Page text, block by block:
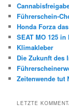
Führerschein-
Honda Forza
SEAT MO 125
Klimakleber
Die Zukunft des
Zeitenwende tut
LETZTE